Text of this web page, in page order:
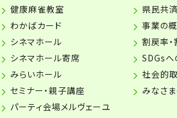
健康麻雀教室
わかばカード
シネマホール
シネマホール寄席
みらいホール
セミナー・親子講座
パーティ会場メルヴェーユ
県民共
事業の
割戻率
SDGsへ
社会的
みなさ